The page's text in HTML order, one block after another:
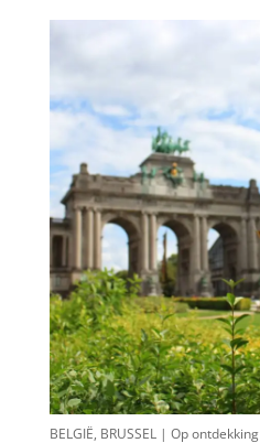
BELGIË, BRUSSEL | Op ontdekking